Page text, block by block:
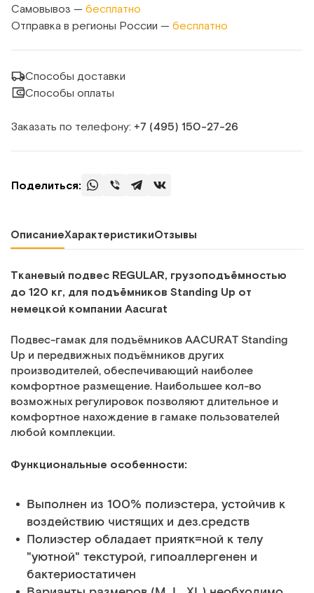
Самовывоз — бесплатно
Отправка в регионы России — бесплатно
Способы доставки
Способы оплаты
Заказать по телефону: +7 (495) 150‑27‑26
Поделиться:
ОписаниеХарактеристикиОтзывы
Тканевый подвес REGULAR, грузоподъёмностью
до 120 кг, для подъёмников Standing Up от
немецкой компании Aacurat
Подвес-гамак для подъёмников AACURAT Standing
Up и передвижных подъёмников других
производителей, обеспечивающий наиболее
комфортное размещение. Наибольшее кол-во
возможных регулировок позволяют длительное и
комфортное нахождение в гамаке пользователей
любой комплекции.
Функциональные особенности:
Выполнен из 100% полиэстера, устойчив к
воздействию чистящих и дез.средств
Полиэстер обладает приятк=ной к телу
"уютной" текстурой, гипоаллергенен и
бактериостатичен